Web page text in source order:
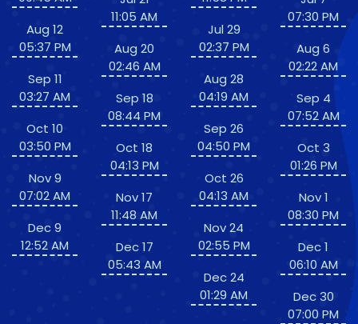
Aug 12
05:37 PM
Sep 11
03:27 AM
Oct 10
03:50 PM
Nov 9
07:02 AM
Dec 9
12:52 AM
11:05 AM
Aug 20
02:46 AM
Sep 18
08:44 PM
Oct 18
04:13 PM
Nov 17
11:48 AM
Dec 17
05:43 AM
Jul 29
02:37 PM
Aug 28
04:19 AM
Sep 26
04:50 PM
Oct 26
04:13 AM
Nov 24
02:55 PM
Dec 24
01:29 AM
07:30 PM
Aug 6
02:22 AM
Sep 4
07:52 AM
Oct 3
01:26 PM
Nov 1
08:30 PM
Dec 1
06:10 AM
Dec 30
07:00 PM